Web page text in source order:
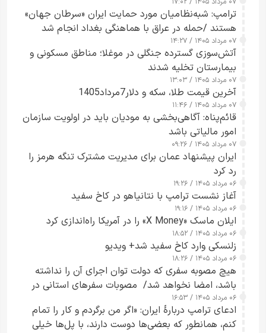
ترامپ: شبه‌نظامیان مورد حمایت ایران «سرطان جهان»
هستند /حمله در عراق با هماهنگی بغداد انجام شد
۰۷ مرداد ۱۴۰۵ / ۱۴:۲۷
آتش‌سوزی گسترده جنگلی در موغلا؛ مناطق مسکونی و
بیمارستان تخلیه شدند
۰۷ مرداد ۱۴۰۵ / ۱۳:۰۳
آخرین قیمت طلا، سکه و دلار7مرداد1405
۰۷ مرداد ۱۴۰۵ / ۱۱:۴۶
قائم‌پناه: آگاهی‌بخشی به مودیان باید در اولویت سازمان
امور مالیاتی باشد
۰۷ مرداد ۱۴۰۵ / ۰۹:۲۶
ایران پیشنهاد عمان برای مدیریت مشترک تنگه هرمز را
رد کرد
۰۶ مرداد ۱۴۰۵ / ۱۹:۲۶
آغاز نشست ترامپ با نتانیاهو در کاخ سفید
۰۶ مرداد ۱۴۰۵ / ۱۹:۱۶
ایلان ماسک «X Money» را در آمریکا راه‌اندازی کرد
۰۶ مرداد ۱۴۰۵ / ۱۸:۵۲
زلنسکی وارد کاخ سفید شد+ ویدیو
۰۶ مرداد ۱۴۰۵ / ۱۸:۲۶
هیچ مصوبه سفری که دولت توان اجرای آن را نداشته
باشد، امضا نخواهد شد/ مصوبات سفرهای استانی در
چارچوب قانون بودجه است+ عکس
۰۶ مرداد ۱۴۰۵ / ۱۶:۵۳
ادعای ترامپ دربارهٔ ایران: «اگر من برگردم و کار را تمام
کنم، همانطور که بعضی‌ها دوست دارند، با پل‌ها خیلی